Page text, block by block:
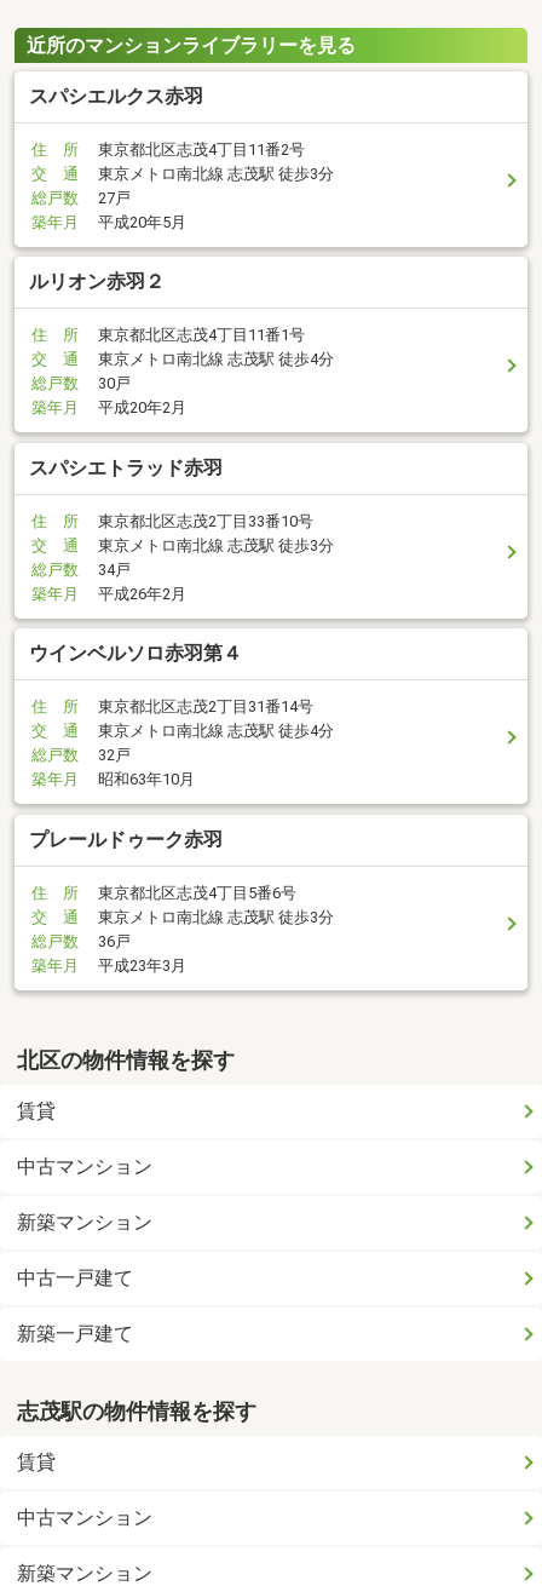
近所のマンションライブラリーを見る
スパシエルクス赤羽
住 所
東京都北区志茂4丁目11番2号
交 通
東京メトロ南北線 志茂駅 徒歩3分
総戸数
27戸
築年月
平成20年5月
ルリオン赤羽２
住 所
東京都北区志茂4丁目11番1号
交 通
東京メトロ南北線 志茂駅 徒歩4分
総戸数
30戸
築年月
平成20年2月
スパシエトラッド赤羽
住 所
東京都北区志茂2丁目33番10号
交 通
東京メトロ南北線 志茂駅 徒歩3分
総戸数
34戸
築年月
平成26年2月
ウインベルソロ赤羽第４
住 所
東京都北区志茂2丁目31番14号
交 通
東京メトロ南北線 志茂駅 徒歩4分
総戸数
32戸
築年月
昭和63年10月
プレールドゥーク赤羽
住 所
東京都北区志茂4丁目5番6号
交 通
東京メトロ南北線 志茂駅 徒歩3分
総戸数
36戸
築年月
平成23年3月
北区の物件情報を探す
賃貸
中古マンション
新築マンション
中古一戸建て
新築一戸建て
志茂駅の物件情報を探す
賃貸
中古マンション
新築マンション